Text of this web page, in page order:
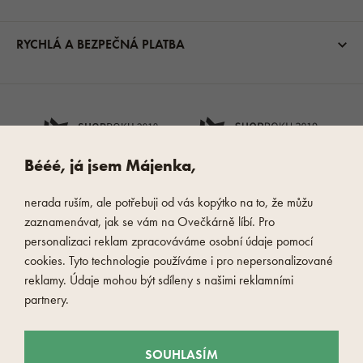
RYCHLÁ A BEZPEČNÁ PLATBA
Bééé, já jsem Májenka,
nerada ruším, ale potřebuji od vás kopýtko na to, že můžu
zaznamenávat, jak se vám na Ovečkárně líbí. Pro
personalizaci reklam zpracováváme osobní údaje pomocí
cookies. Tyto technologie používáme i pro nepersonalizované
reklamy. Údaje mohou být sdíleny s našimi reklamními
partnery.
SOUHLASÍM